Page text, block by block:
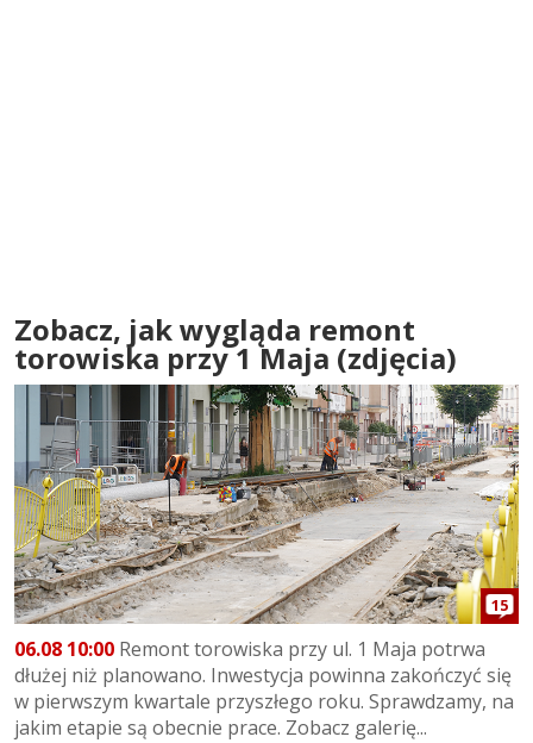
Zobacz, jak wygląda remont
torowiska przy 1 Maja (zdjęcia)
15
06.08 10:00 Remont torowiska przy ul. 1 Maja potrwa
dłużej niż planowano. Inwestycja powinna zakończyć się
w pierwszym kwartale przyszłego roku. Sprawdzamy, na
jakim etapie są obecnie prace. Zobacz galerię...